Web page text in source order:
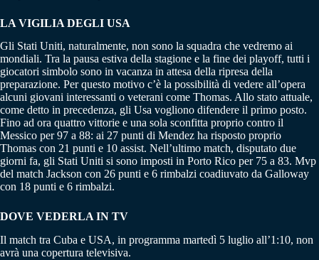
LA VIGILIA DEGLI USA
Gli Stati Uniti, naturalmente, non sono la squadra che vedremo ai
mondiali. Tra la pausa estiva della stagione e la fine dei playoff, tutti i
giocatori simbolo sono in vacanza in attesa della ripresa della
preparazione. Per questo motivo c’è la possibilità di vedere all’opera
alcuni giovani interessanti o veterani come Thomas. Allo stato attuale,
come detto in precedenza, gli Usa vogliono difendere il primo posto.
Fino ad ora quattro vittorie e una sola sconfitta proprio contro il
Messico per 97 a 88: ai 27 punti di Mendez ha risposto proprio
Thomas con 21 punti e 10 assist. Nell’ultimo match, disputato due
giorni fa, gli Stati Uniti si sono imposti in Porto Rico per 75 a 83. Mvp
del match Jackson con 26 punti e 6 rimbalzi coadiuvato da Galloway
con 18 punti e 6 rimbalzi.
DOVE VEDERLA IN TV
Il match tra Cuba e USA, in programma martedì 5 luglio all’1:10, non
avrà una copertura televisiva.